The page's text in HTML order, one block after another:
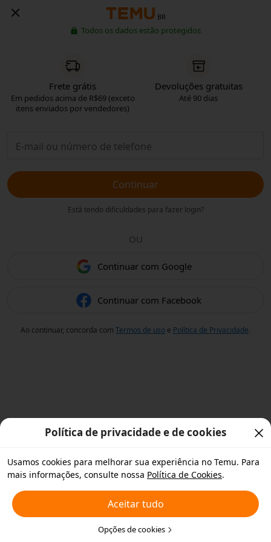
BR
Todos os dados estão protegidos
Frete grátis
Em pedidos acima de R$69 (exceto
itens enviados por vendedores)
Devoluções gratuitas
Até 90 dias
Continuar
Está tendo dificuldades para fazer login?
OU
Continuar com Google
Continuar com Facebook
Ao continuar, concorda com Termos de uso e Política de Privacidade.
Política de privacidade e de cookies
Usamos cookies para melhorar sua experiência no Temu. Para
mais informações, consulte nossa Política de Cookies.
Aceitar tudo
Opções de cookies